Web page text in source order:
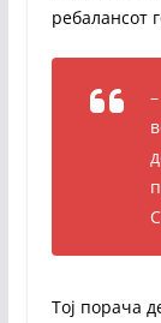
ребалансот
Тој порача